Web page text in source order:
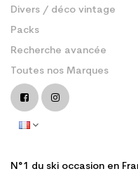
Divers / déco vintage
Packs
Recherche avancée
Toutes nos Marques
N°1 du ski occasion en